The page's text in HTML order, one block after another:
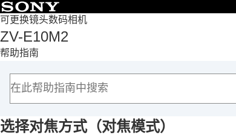
可更换镜头数码相机
ZV-E10M2
帮助指南
首页
使用相机时的注意事项
检查相机和附件
基本操作
选择对焦方式（对焦模式）